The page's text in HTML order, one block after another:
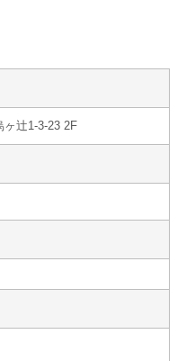
ヶ辻1-3-23 2F